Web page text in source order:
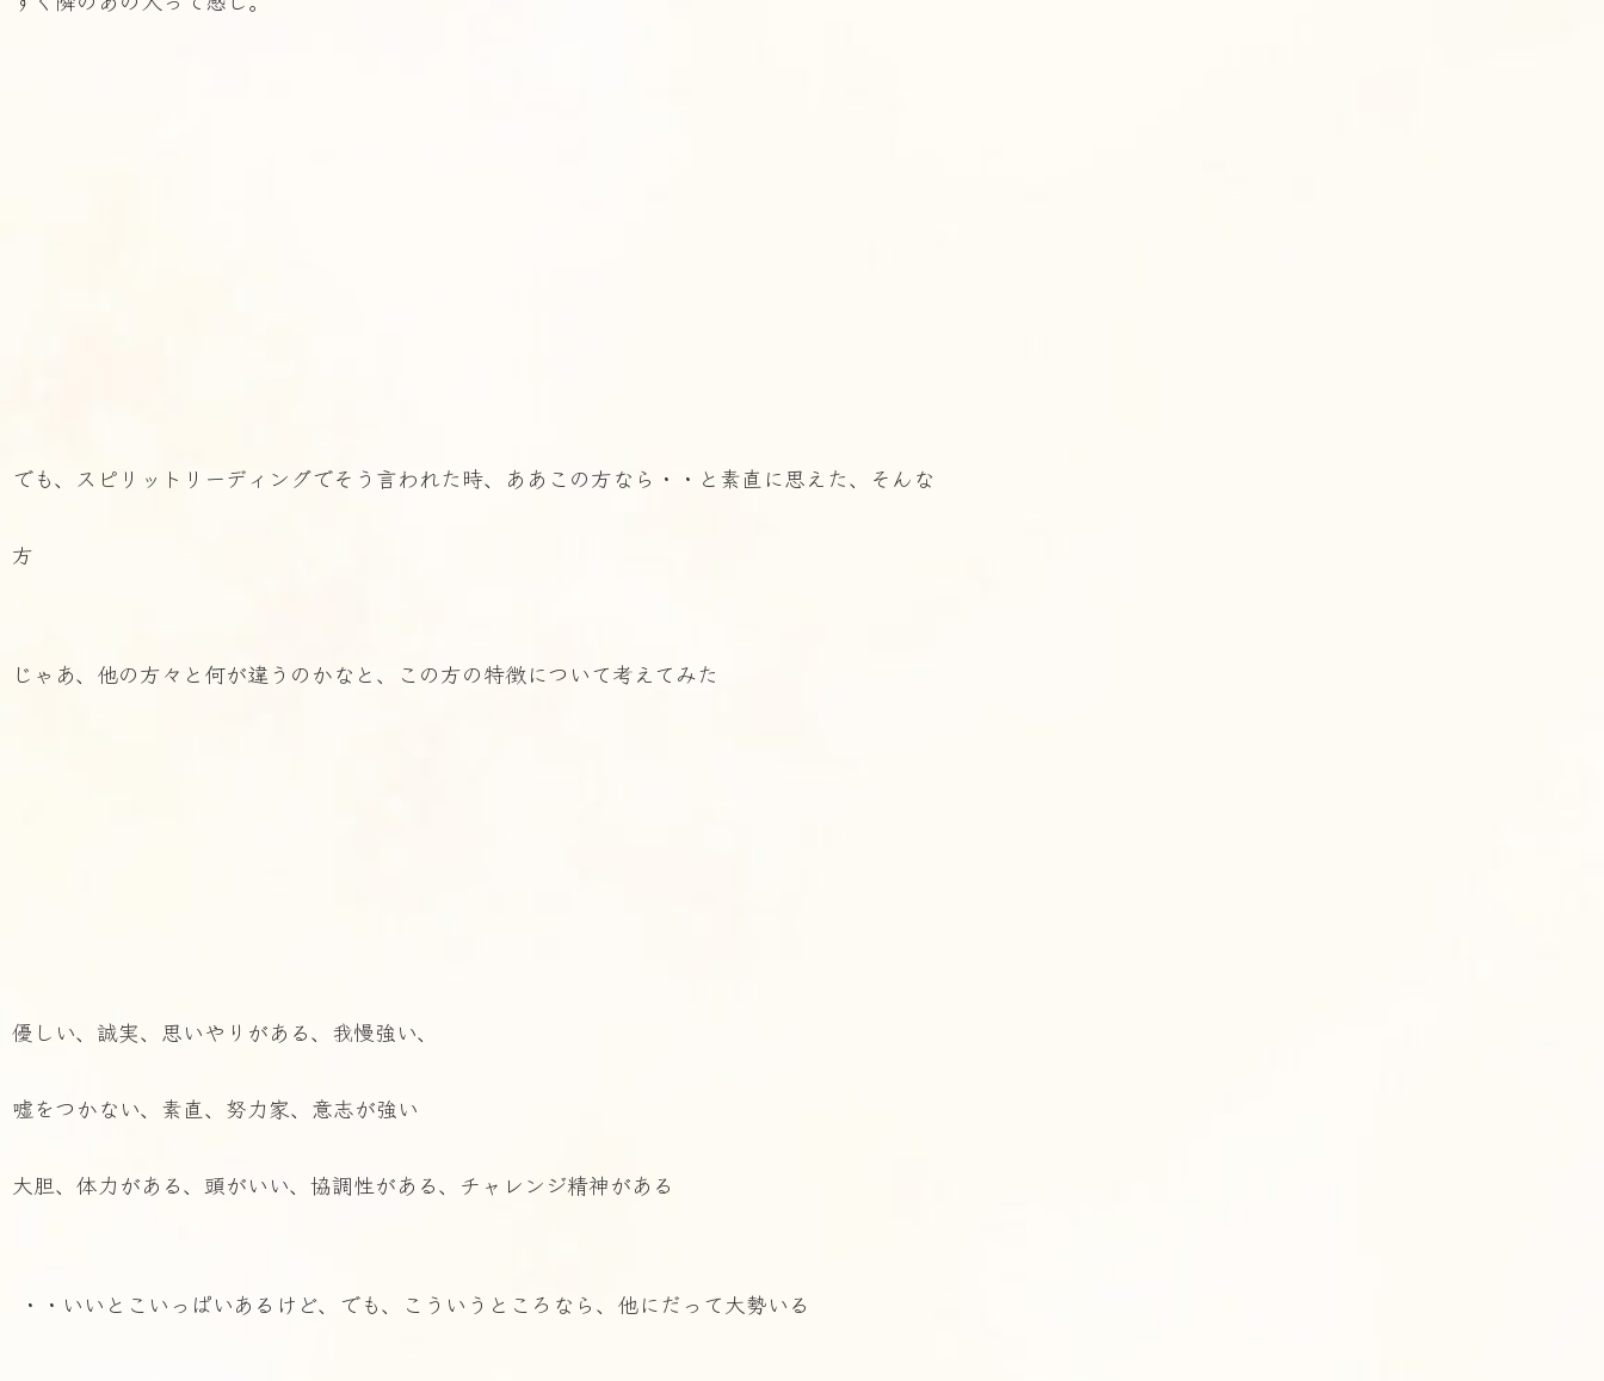
でも、スピリットリーディングでそう言われた時、ああこの方なら・・と素直に思えた、そんな
方
じゃあ、他の方々と何が違うのかなと、この方の特徴について考えてみた
優しい、誠実、思いやりがある、我慢強い、
嘘をつかない、素直、努力家、意志が強い
大胆、体力がある、頭がいい、協調性がある、チャレンジ精神がある
・・いいとこいっぱいあるけど、でも、こういうところなら、他にだって大勢いる